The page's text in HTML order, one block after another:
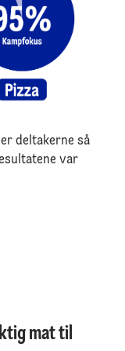
deltakerne så
var
mat til